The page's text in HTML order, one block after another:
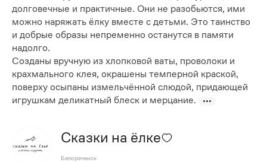
долговечные и практичные. Они не разобьются, ими
можно наряжать ёлку вместе с детьми. Это таинство
и добрые образы непременно останутся в памяти
надолго.
Созданы вручную из хлопковой ваты, проволоки и
крахмального клея, окрашены темперной краской,
поверху осыпаны измельчённой слюдой, придающей
игрушкам деликатный блеск и мерцание.
Сказки на ёлке
Белореченск